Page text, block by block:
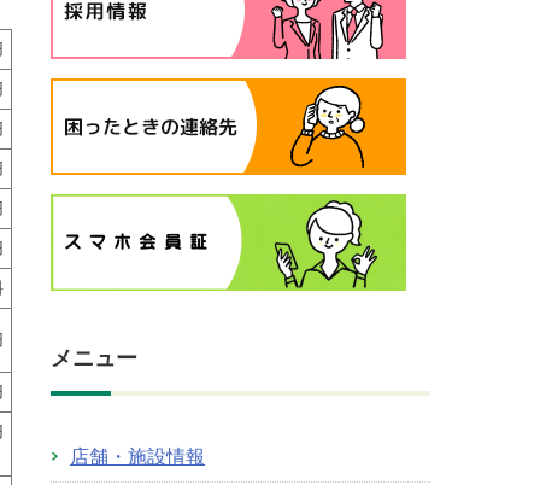
メニュー
店舗・施設情報